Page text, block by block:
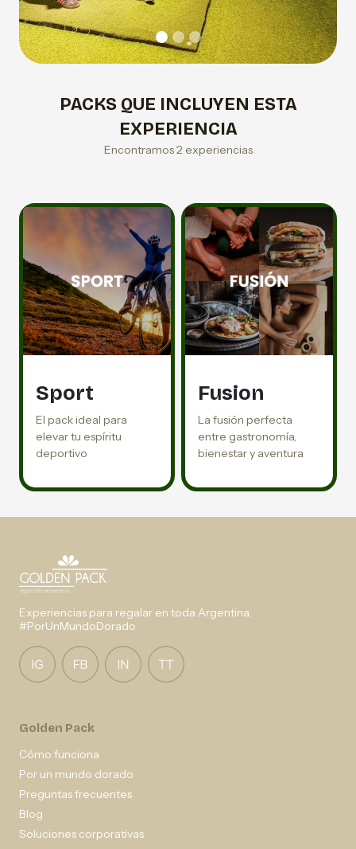
PACKS QUE INCLUYEN ESTA
EXPERIENCIA
Encontramos 2 experiencias
Sport
El pack ideal para
elevar tu espíritu
deportivo
Fusion
La fusión perfecta
entre gastronomía,
bienestar y aventura
Experiencias para regalar en toda Argentina.
#PorUnMundoDorado
Golden Pack
Cómo funciona
Por un mundo dorado
Preguntas frecuentes
Blog
Soluciones corporativas